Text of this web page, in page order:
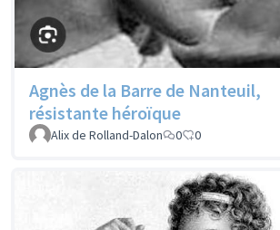
Agnès de la Barre de Nanteuil,
résistante héroïque
Alix de Rolland-Dalon 0 0